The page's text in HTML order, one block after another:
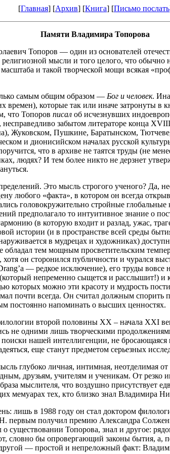
[Главная] [Архив] [Книга] [Письмо послать
Памяти Владимира Топорова
Топоров — один из основателей
мысли и того целого, что
и такой творческой мощи всякая
самым общим образом — Бог и человек.
времен), которые так или иначе затронуты
что Топоров писал об исчезнувших
забытом литераторе конца
Жуковском, Пушкине, Баратынском,
и дионисийском началах русской
что в архиве не таятся труды (не
людях? И тем более никто не дерзнет
Это мысль строгого ученого? Да,
любого «факта», в котором он всегда
головокружительно стройные
предполагало то интуитивное знание о
(в которую входит и разлад, ужас,
истории (и в пространстве всей среды
в мудрецах и художниках)
обладал тем мощным просветительским
он сторонился публичности и чурался
— редкое исключение), его труды
непременно сыщется и расслышит!) и
можно эти красоту и мудрость
почти всегда. Он считал должным спорить
постоянно напоминать о высших ценностях.
второй половины XX – начала XXI
не одними лишь творческими
нашей интеллигенции, не бросающаяся
еще станут предметом серьезных
глубоко личная, интимная, неотделимая от
друзьям, учителям и ученикам. От резко
мыслителя, что воздушно присутствует
мемуарах тех, кто близко знал Владимира
лишь в 1988 году он стал доктором
Н. первым получил премию Александра
Топорова, знал и другое:
словно бы опровергающий законы бытия,
— простой и непреложный факт: